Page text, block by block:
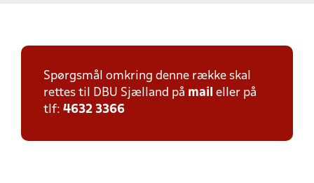
Spørgsmål omkring denne række skal
rettes til DBU Sjælland på mail eller på
tlf: 4632 3366